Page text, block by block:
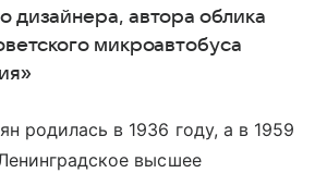
дизайнера, автора облика
микроавтобуса
родилась в 1936 году, а в 1959
высшее